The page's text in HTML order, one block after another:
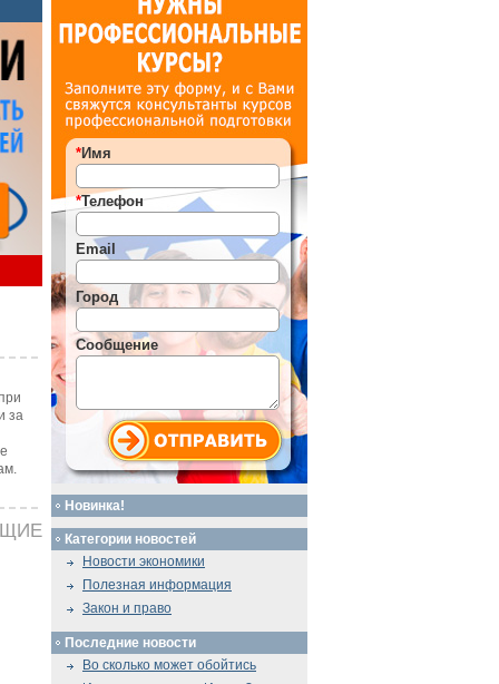
за
*Имя
*Телефон
Email
Город
Сообщение
Новинка!
Категории новостей
Новости экономики
Полезная информация
Закон и право
Последние новости
Во сколько может обойтись